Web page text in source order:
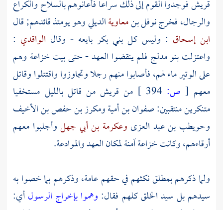
قريش فوجدوا القوم إلى ذلك سراعا فأعانوهم بالسلاح والكراع
والرجال، فخرج نوفل بنمعاويةالديلي وهو يومئذ قائدهم; قال
ابن إسحاق : وليس كل بني بكر بايعه - وقال الواقدي :
واعتزلتبنو مدلج فلم ينقضوا العهد - حتى بيت خزاعة وهم
على الوتير ماء لهم، فأصابوا منهم رجلا وتجاوزوا واقتتلوا وقاتل
معهم [ ص:
من قريش من قاتل بالليل مستخفيا
متنكرين منتقبين:صفوان بن أميةومكرز بنحفصبن الأخيف
وحويطب بن عبد العزى وعكرمة بن أبي جهلوأجلبوا معهم
أرقاءهم، وكانت خزاعة آمنة لمكان العهد والموادعة.
ولما ذكرهم بمطلق نكثهم في حقهم عامة، وذكرهم بما خصوا به
سيدهم بل سيد الخلق كلهم فقال: وهموا بإخراج الرسولأي: